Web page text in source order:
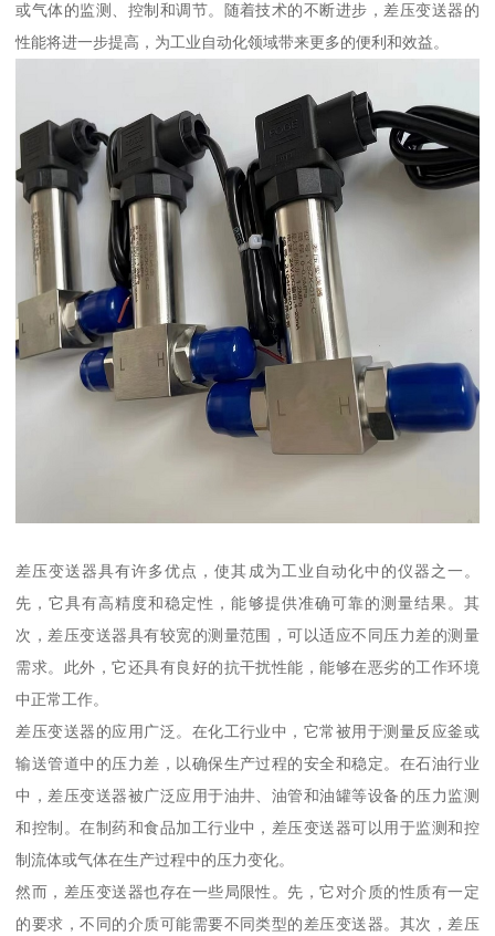
或气体的监测、控制和调节。随着技术的不断进步，差压变送器的
性能将进一步提高，为工业自动化领域带来更多的便利和效益。
差压变送器具有许多优点，使其成为工业自动化中的仪器之一。
先，它具有高精度和稳定性，能够提供准确可靠的测量结果。其
次，差压变送器具有较宽的测量范围，可以适应不同压力差的测量
需求。此外，它还具有良好的抗干扰性能，能够在恶劣的工作环境
中正常工作。
差压变送器的应用广泛。在化工行业中，它常被用于测量反应釜或
输送管道中的压力差，以确保生产过程的安全和稳定。在石油行业
中，差压变送器被广泛应用于油井、油管和油罐等设备的压力监测
和控制。在制药和食品加工行业中，差压变送器可以用于监测和控
制流体或气体在生产过程中的压力变化。
然而，差压变送器也存在一些局限性。先，它对介质的性质有一定
的要求，不同的介质可能需要不同类型的差压变送器。其次，差压